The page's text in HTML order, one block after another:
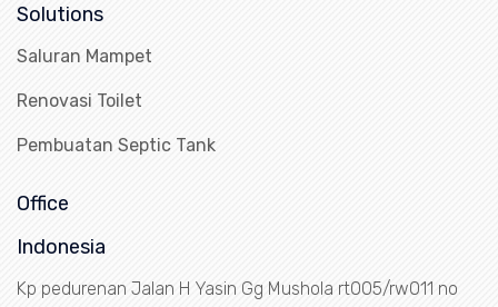
Solutions
Saluran Mampet
Renovasi Toilet
Pembuatan Septic Tank
Office
Indonesia
Kp pedurenan Jalan H Yasin Gg Mushola rt005/rw011 no